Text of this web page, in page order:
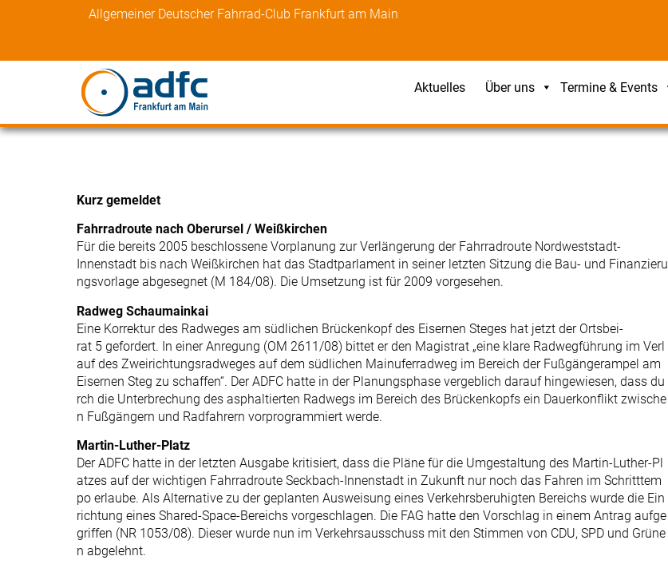
Allgemeiner Deutscher Fahrrad-Club Frankfurt am Main
Aktuelles Über uns Termine & Events
Kurz gemeldet
Fahrradroute nach Oberursel / Weißkirchen
Für die bereits 2005 beschlossene Vorplanung zur Verlängerung der Fahrradroute Nordweststadt-
Innenstadt bis nach Weißkirchen hat das Stadtparlament in seiner letzten Sitzung die Bau- und Finanzieru
ngsvorlage abgesegnet (M 184/08). Die Umsetzung ist für 2009 vorgesehen.
Radweg Schaumainkai
Eine Korrektur des Radweges am südlichen Brückenkopf des Eisernen Steges hat jetzt der Ortsbei-
rat 5 gefordert. In einer Anregung (OM 2611/08) bittet er den Magistrat „eine klare Radwegführung im Verl
auf des Zweirichtungsradweges auf dem südlichen Mainuferradweg im Bereich der Fußgängerampel am
Eisernen Steg zu schaffen“. Der ADFC hatte in der Planungsphase vergeblich darauf hingewiesen, dass du
rch die Unterbrechung des asphaltierten Radwegs im Bereich des Brückenkopfs ein Dauerkonflikt zwische
n Fußgängern und Radfahrern vorprogrammiert werde.
Martin-Luther-Platz
Der ADFC hatte in der letzten Ausgabe kritisiert, dass die Pläne für die Umgestaltung des Martin-Luther-Pl
atzes auf der wichtigen Fahrradroute Seckbach-Innenstadt in Zukunft nur noch das Fahren im Schritttem
po erlaube. Als Alternative zu der geplanten Ausweisung eines Verkehrsberuhigten Bereichs wurde die Ein
richtung eines Shared-Space-Bereichs vorgeschlagen. Die FAG hatte den Vorschlag in einem Antrag aufge
griffen (NR 1053/08). Dieser wurde nun im Verkehrsausschuss mit den Stimmen von CDU, SPD und Grüne
n abgelehnt.